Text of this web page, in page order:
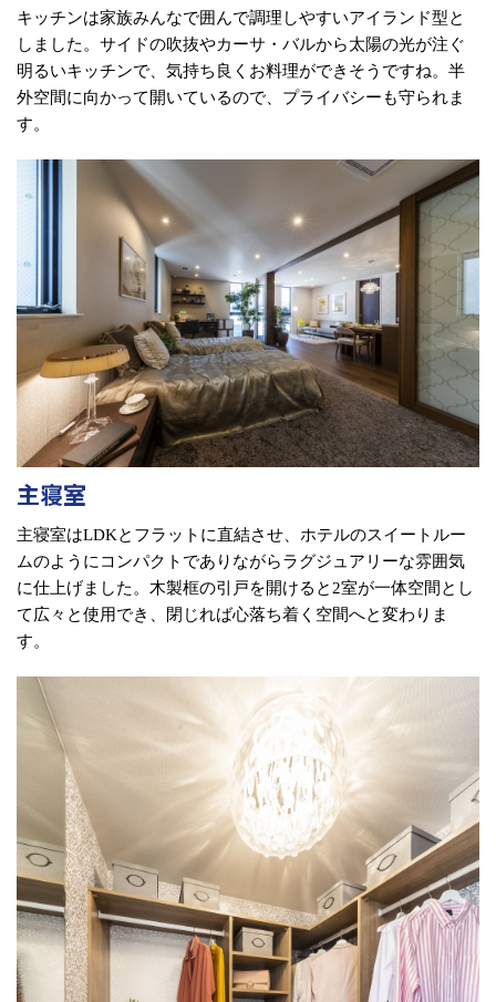
キッチンは家族みんなで囲んで調理しやすいアイランド型と
しました。サイドの吹抜やカーサ・バルから太陽の光が注ぐ
明るいキッチンで、気持ち良くお料理ができそうですね。半
外空間に向かって開いているので、プライバシーも守られま
す。
主寝室
主寝室はLDKとフラットに直結させ、ホテルのスイートルー
ムのようにコンパクトでありながらラグジュアリーな雰囲気
に仕上げました。木製框の引戸を開けると2室が一体空間とし
て広々と使用でき、閉じれば心落ち着く空間へと変わりま
す。